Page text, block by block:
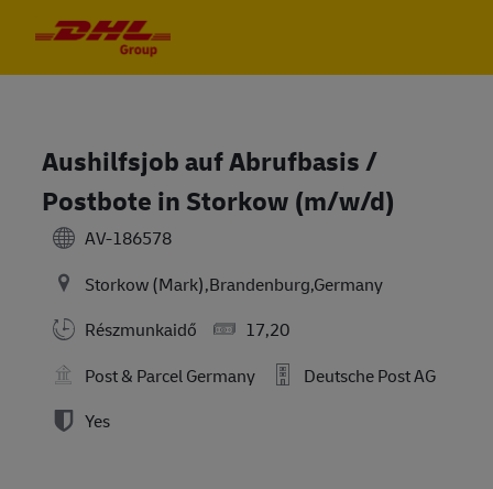
Aushilfsjob auf Abrufbasis /
Postbote in Storkow (m/w/d)
AV-186578
Storkow (Mark),Brandenburg,Germany
Részmunkaidő
17,20
Post & Parcel Germany
Deutsche Post AG
Yes